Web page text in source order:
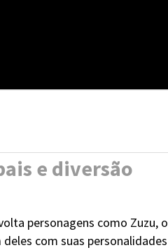
e diversão
personagens como Zuzu, o
com suas personalidades